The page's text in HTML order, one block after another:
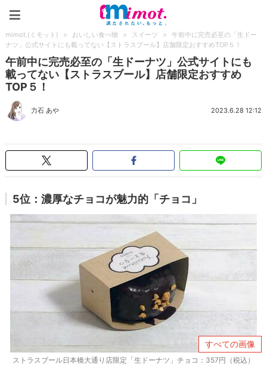
mimot.(ミモット) > おいしい食べ物 > スイーツ >
午前中に完売必至の「生ドー
ナツ」公式サイトにも載ってない【ストラスブール】店舗限定おすすめTOP５！
午前中に完売必至の「生ドーナツ」公式サイトにも
載ってない【ストラスブール】店舗限定おすすめ
TOP５！
力石 あや 2023.6.28 12:12
5位：濃厚なチョコが魅力的「チョコ」
すべての画像
ストラスブール日本橋大通り店限定「生ドーナツ」チョコ：357円（税込）